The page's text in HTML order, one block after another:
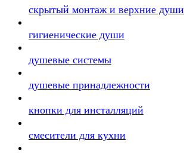
скрытый монтаж и верхние души
гигиенические души
душевые системы
душевые принадлежности
кнопки для инсталляций
смесители для кухни